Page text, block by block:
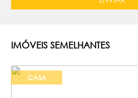
IMÓVEIS SEMELHANTES
CASA